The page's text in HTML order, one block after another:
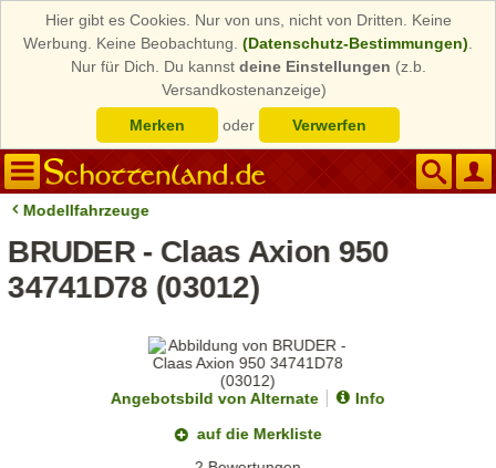
Hier gibt es Cookies. Nur von uns, nicht von Dritten. Keine
Werbung. Keine Beobachtung. (Datenschutz-Bestimmungen)
Nur für Dich. Du kannst deine Einstellungen (z.b.
Versandkostenanzeige)
Merken
oder Verwerfen
Modellfahrzeuge
BRUDER - Claas Axion 950
34741D78 (03012)
Angebotsbild von Alternate
Info
auf die Merkliste